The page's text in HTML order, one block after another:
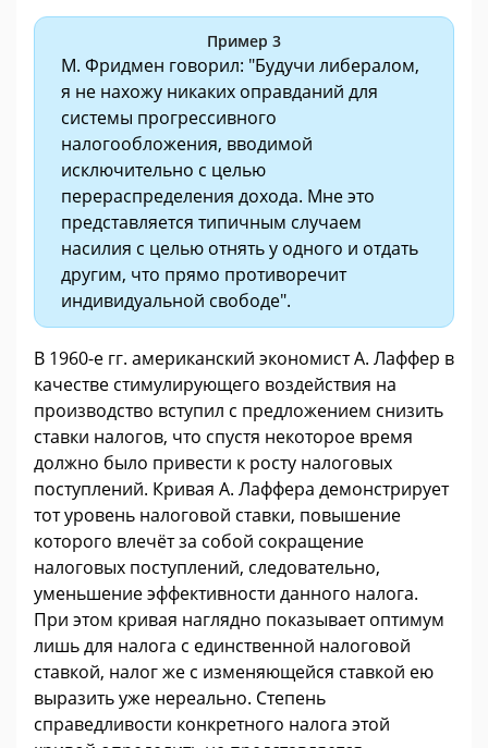
Пример 3
М. Фридмен говорил: "Будучи либералом,
я не нахожу никаких оправданий для
системы прогрессивного
налогообложения, вводимой
исключительно с целью
перераспределения дохода. Мне это
представляется типичным случаем
насилия с целью отнять у одного и отдать
другим, что прямо противоречит
индивидуальной свободе".
В 1960-е гг. американский экономист А. Лаффер в
качестве стимулирующего воздействия на
производство вступил с предложением снизить
ставки налогов, что спустя некоторое время
должно было привести к росту налоговых
поступлений. Кривая А. Лаффера демонстрирует
тот уровень налоговой ставки, повышение
которого влечёт за собой сокращение
налоговых поступлений, следовательно,
уменьшение эффективности данного налога.
При этом кривая наглядно показывает оптимум
лишь для налога с единственной налоговой
ставкой, налог же с изменяющейся ставкой ею
выразить уже нереально. Степень
справедливости конкретного налога этой